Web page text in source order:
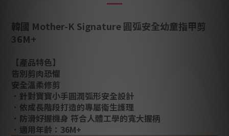
韓國 Mother-K Signature 圓弧安全幼童指甲剪
36M+
【產品特色】
告別剪肉恐懼
安全溫柔修剪
．針對寶寶小手圓潤弧形安全設計
．依成長階段打造的專屬衛生護理
．防滑好握機身 符合人體工學的寬大握柄
．適用年齡：36M+